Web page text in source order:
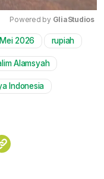
Mute
Powered by GliaStudios
2026 rupiah
Alamsyah
Indonesia